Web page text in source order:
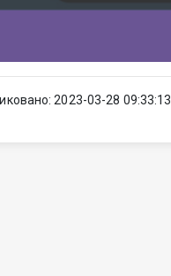
2023-03-28 09:33:13